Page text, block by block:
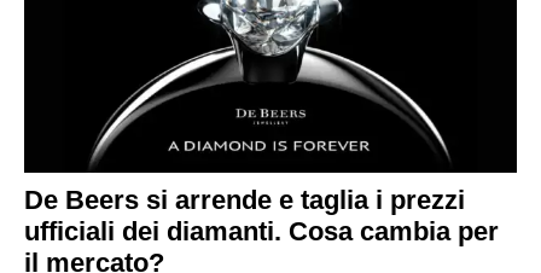
De Beers si arrende e taglia i prezzi
ufficiali dei diamanti. Cosa cambia per
il mercato?